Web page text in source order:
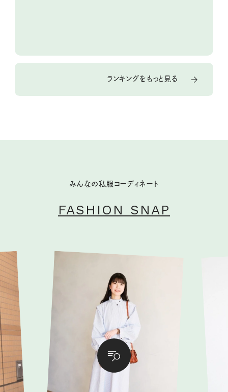
ランキングをもっと見る
みんなの私服コーディネート
FASHION SNAP